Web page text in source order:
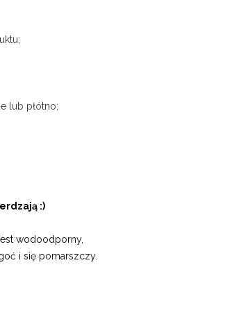
lub płótno;
:)
wodoodporny,
i się pomarszczy.